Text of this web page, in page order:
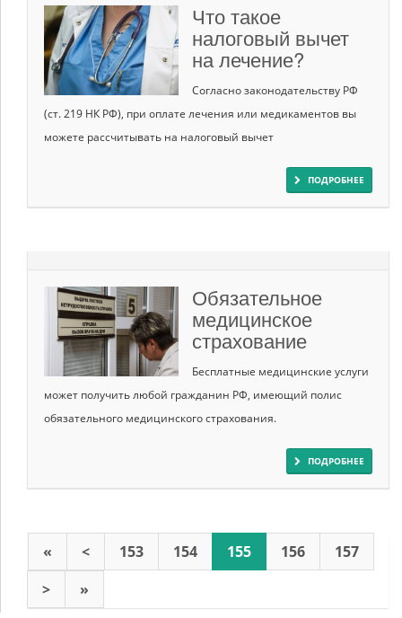
Что такое
налоговый вычет
на лечение?
Согласно законодательству РФ
(ст. 219 НК РФ), при оплате лечения или медикаментов вы
можете рассчитывать на налоговый вычет
ПОДРОБНЕЕ
Обязательное
медицинское
страхование
Бесплатные медицинские услуги
может получить любой гражданин РФ, имеющий полис
обязательного медицинского страхования.
ПОДРОБНЕЕ
« < 153 154 155 156
157
>
»